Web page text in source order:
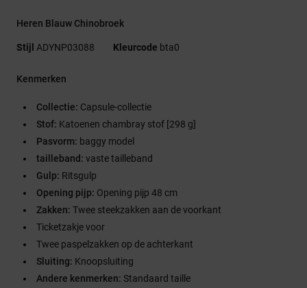
Heren Blauw Chinobroek
Stijl ADYNP03088 Kleurcode bta0
Kenmerken
Collectie: Capsule-collectie
Stof: Katoenen chambray stof [298 g]
Pasvorm: baggy model
tailleband: vaste tailleband
Gulp: Ritsgulp
Opening pijp: Opening pijp 48 cm
Zakken: Twee steekzakken aan de voorkant
Ticketzakje voor
Twee paspelzakken op de achterkant
Sluiting: Knoopsluiting
Andere kenmerken: Standaard taille